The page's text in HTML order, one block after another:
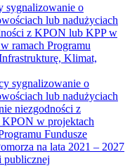
sygnalizowanie o
lub nadużyciach
z KPON lub KPP w
ramach Programu
Klimat,
sygnalizowanie o
lub nadużyciach
niezgodności z
w projektach
Fundusze
na lata 2021 – 2027
publicznej